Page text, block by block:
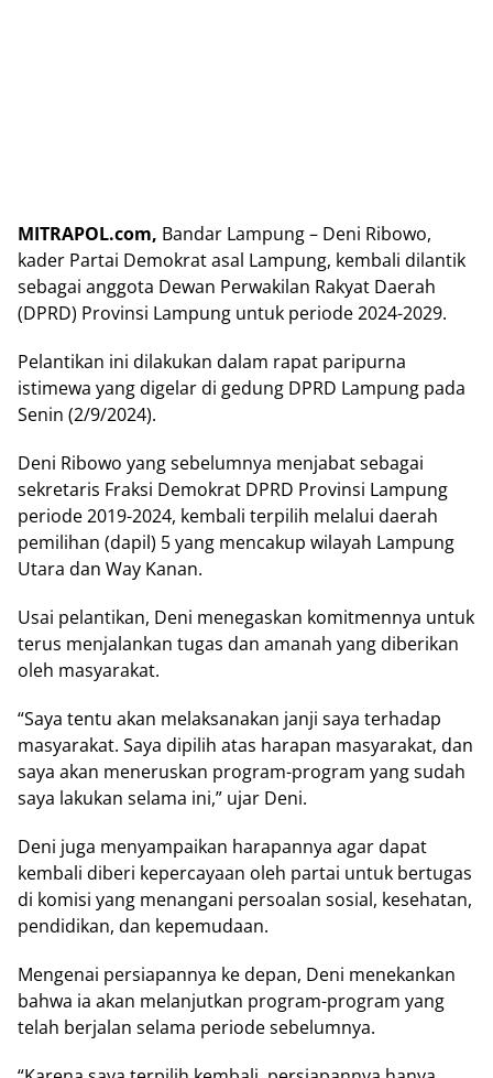
MITRAPOL.com, Bandar Lampung – Deni Ribowo,
kader Partai Demokrat asal Lampung, kembali dilantik
sebagai anggota Dewan Perwakilan Rakyat Daerah
(DPRD) Provinsi Lampung untuk periode 2024-2029.
Pelantikan ini dilakukan dalam rapat paripurna
istimewa yang digelar di gedung DPRD Lampung pada
Senin (2/9/2024).
Deni Ribowo yang sebelumnya menjabat sebagai
sekretaris Fraksi Demokrat DPRD Provinsi Lampung
periode 2019-2024, kembali terpilih melalui daerah
pemilihan (dapil) 5 yang mencakup wilayah Lampung
Utara dan Way Kanan.
Usai pelantikan, Deni menegaskan komitmennya untuk
terus menjalankan tugas dan amanah yang diberikan
oleh masyarakat.
“Saya tentu akan melaksanakan janji saya terhadap
masyarakat. Saya dipilih atas harapan masyarakat, dan
saya akan meneruskan program-program yang sudah
saya lakukan selama ini,” ujar Deni.
Deni juga menyampaikan harapannya agar dapat
kembali diberi kepercayaan oleh partai untuk bertugas
di komisi yang menangani persoalan sosial, kesehatan,
pendidikan, dan kepemudaan.
Mengenai persiapannya ke depan, Deni menekankan
bahwa ia akan melanjutkan program-program yang
telah berjalan selama periode sebelumnya.